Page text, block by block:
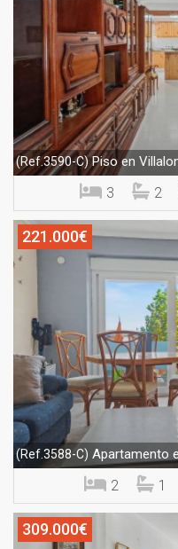
(Ref.3590-C)Piso en
3 2
221.000€
(Ref.3588-C) Apartamento
2 1
309.000€